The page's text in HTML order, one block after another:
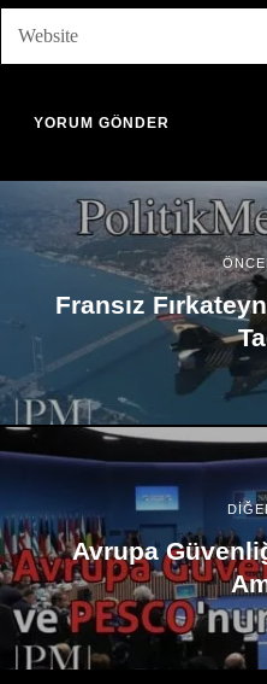
Fransız
Avrupa